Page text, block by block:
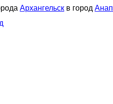
Архангельск в город